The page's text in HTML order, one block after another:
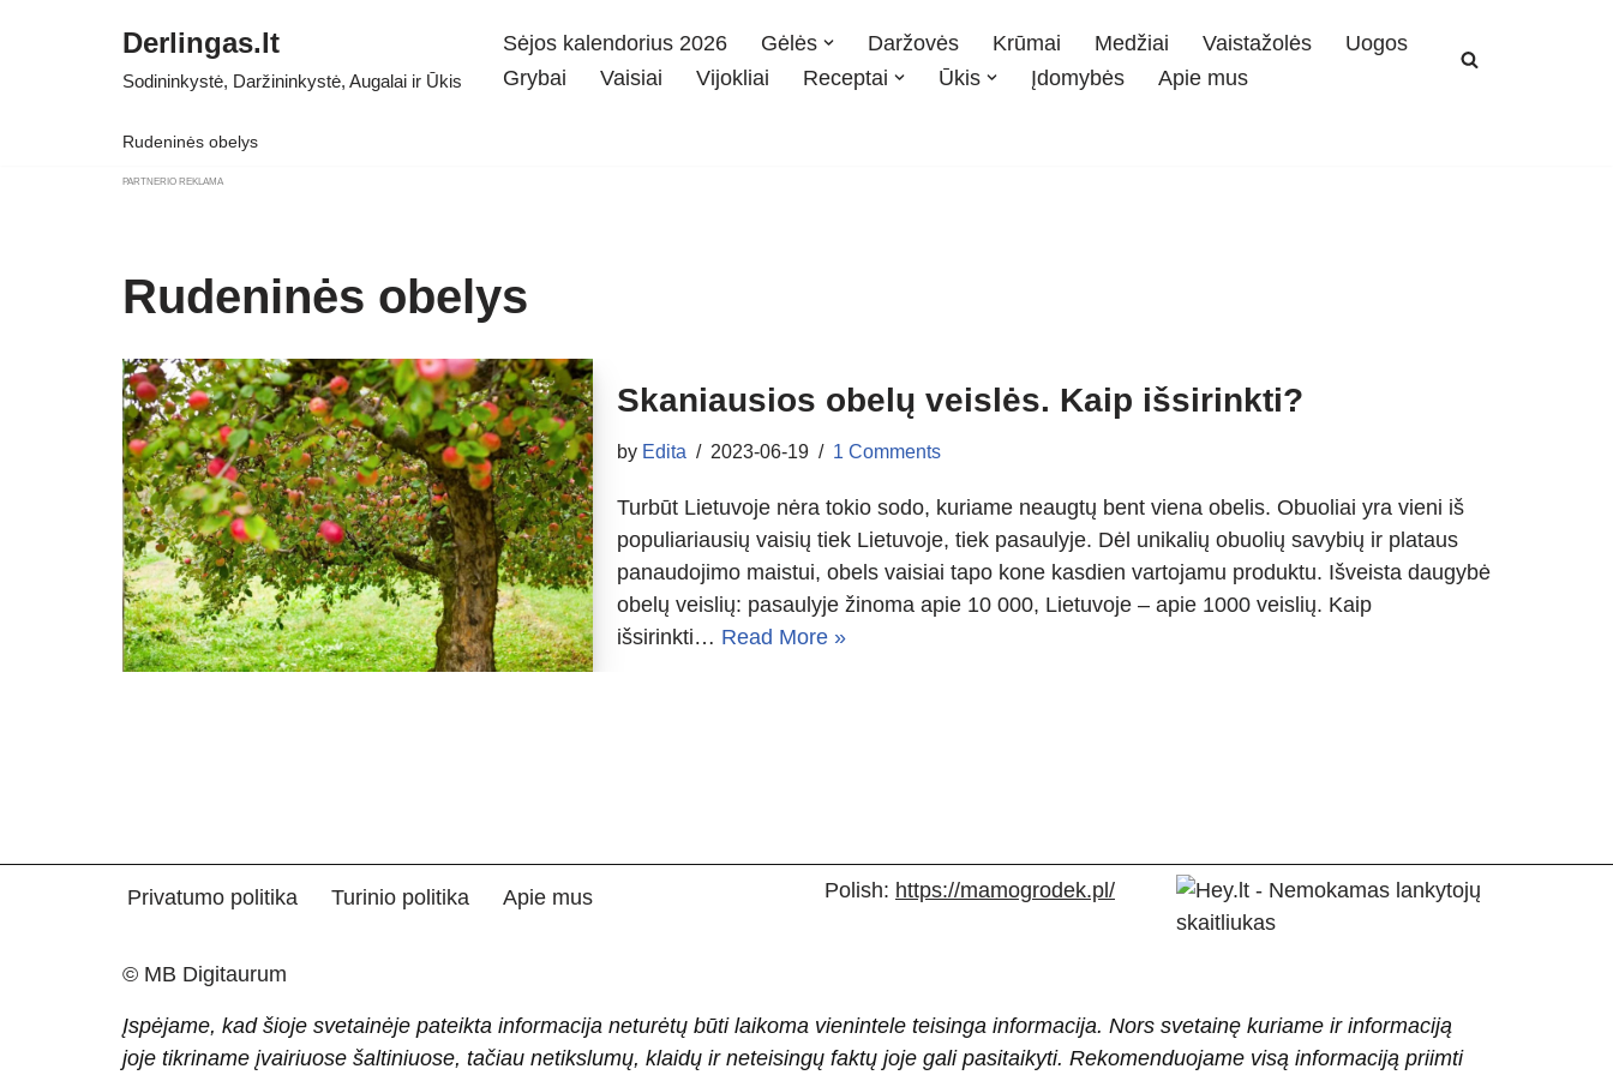
Derlingas.lt
Sodininkystė, Daržininkystė, Augalai ir Ūkis
Sėjos kalendorius 2026 Gėlės Daržovės Krūmai Medžiai Vaistažolės
Uogos
Grybai
Vaisiai Vijokliai Receptai Ūkis Įdomybės Apie mus
Rudeninės obelys
PARTNERIO REKLAMA
Rudeninės obelys
Skaniausios obelų veislės. Kaip išsirinkti?
by Edita 2023-06-19 1 Comments
Turbūt Lietuvoje nėra tokio sodo, kuriame neaugtų bent viena obelis. Obuoliai yra vieni iš
populiariausių vaisių tiek Lietuvoje, tiek pasaulyje. Dėl unikalių obuolių savybių ir plataus
panaudojimo maistui, obels vaisiai tapo kone kasdien vartojamu produktu. Išveista daugybė
obelų veislių: pasaulyje žinoma apie 10 000, Lietuvoje – apie 1000 veislių. Kaip
išsirinkti… Read More »
Privatumo politika Turinio politika Apie mus Polish: https://mamogrodek.pl/
© MB Digitaurum
Įspėjame, kad šioje svetainėje pateikta informacija neturėtų būti laikoma vienintele teisinga informacija. Nors svetainę kuriame ir informaciją
joje tikriname įvairiuose šaltiniuose, tačiau netikslumų, klaidų ir neteisingų faktų joje gali pasitaikyti. Rekomenduojame visą informaciją priimti